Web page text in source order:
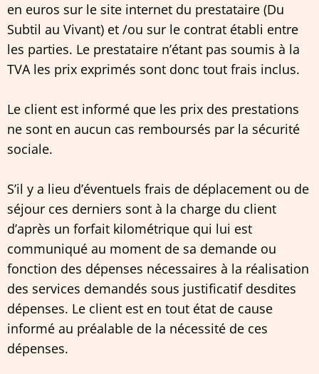
en euros sur le site internet du prestataire (Du
Subtil au Vivant) et /ou sur le contrat établi entre
les parties. Le prestataire n’étant pas soumis à la
TVA les prix exprimés sont donc tout frais inclus.
Le client est informé que les prix des prestations
ne sont en aucun cas remboursés par la sécurité
sociale.
S’il y a lieu d’éventuels frais de déplacement ou de
séjour ces derniers sont à la charge du client
d’après un forfait kilométrique qui lui est
communiqué au moment de sa demande ou
fonction des dépenses nécessaires à la réalisation
des services demandés sous justificatif desdites
dépenses. Le client est en tout état de cause
informé au préalable de la nécessité de ces
dépenses.